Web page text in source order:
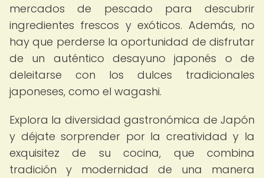
mercados de pescado para descubrir
ingredientes frescos y exóticos. Además, no
hay que perderse la oportunidad de disfrutar
de un auténtico desayuno japonés o de
deleitarse con los dulces tradicionales
japoneses, como el wagashi.
Explora la diversidad gastronómica de Japón
y déjate sorprender por la creatividad y la
exquisitez de su cocina, que combina
tradición y modernidad de una manera